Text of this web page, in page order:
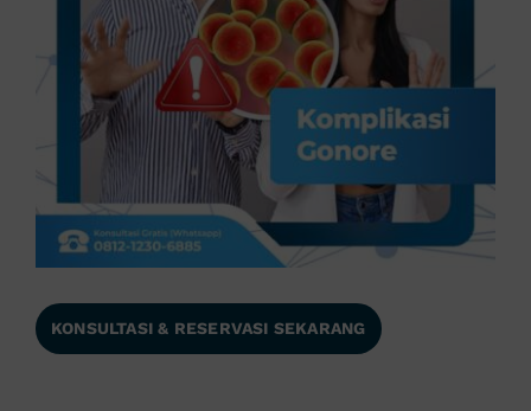
KONSULTASI & RESERVASI SEKARANG